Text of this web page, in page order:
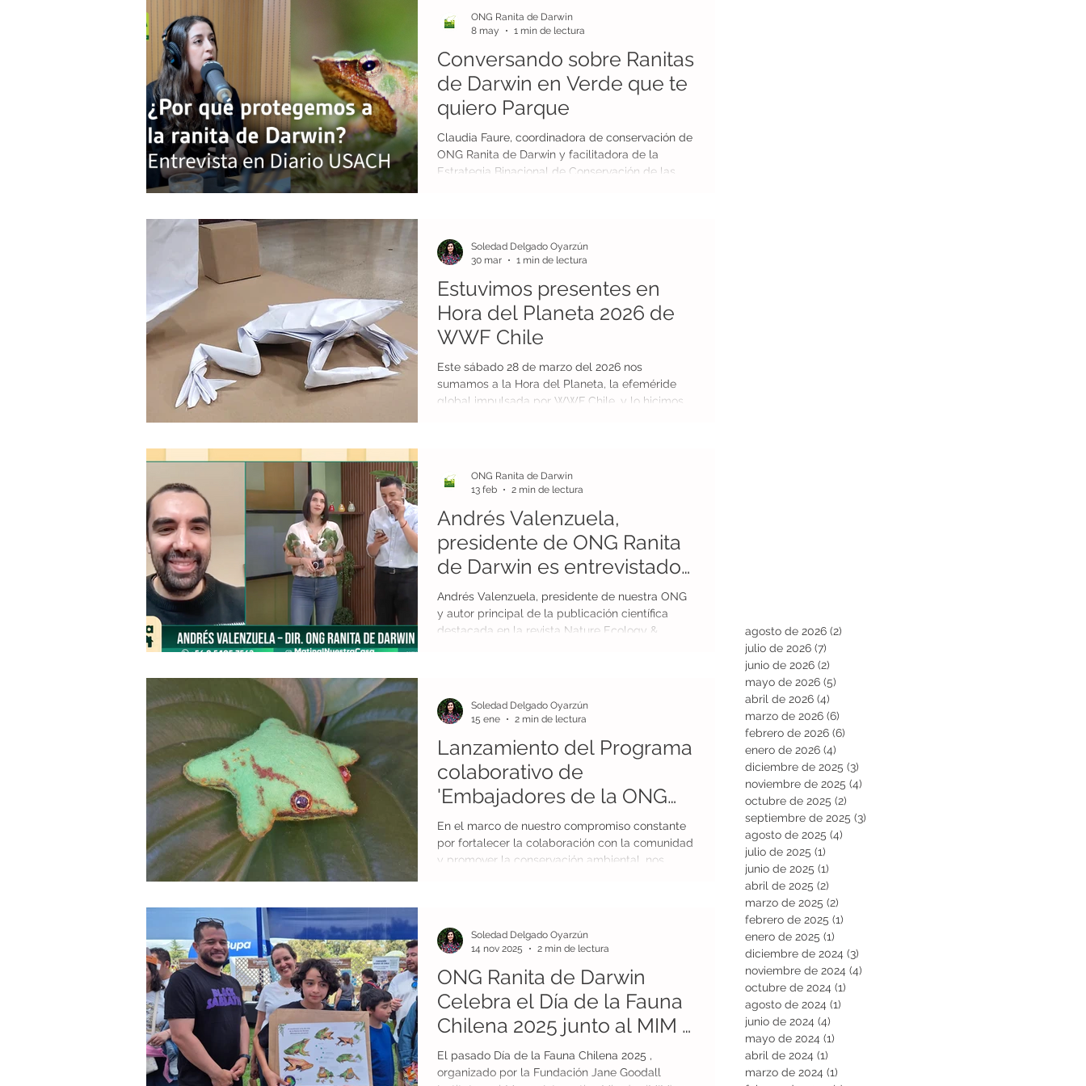
(Sociedad Zoológica de Londres), Inglaterra.
Conversando sobre Ranitas
de Darwin en Verde que te
quiero Parque
Claudia Faure, coordinadora de conservación de
ONG Ranita de Darwin y facilitadora de la
Estrategia Binacional de Conservación de las
invita a revisar las principales novedades del
Parque Metropolitano de Santiago (Parquemet)
abordar diversos temas sobre naturaleza,
biodiversidad, medio ambiente, sustentab
ONG Ranita de Darwin
8 may
1 min de lectura
Estuvimos presentes en
Hora del Planeta 2026 de
WWF Chile
Este sábado 28 de marzo del 2026 nos
sumamos a la Hora del Planeta, la efeméride
global impulsada por WWF Chile, y lo hicimos
Alejandro Antonio Araya Henríquez, participamos
en un taller donde cobraron vida la ranita de
jorobada y el puma, cuatro especies icónicas
que habitan nuestro país. Gracias WWF Chile
Soledad Delgado Oyarzún
30 mar
1 min de lectura
Andrés Valenzuela,
presidente de ONG Ranita
de Darwin es entrevistado
en canal 9 Bio Bío TV
Andrés Valenzuela, presidente de nuestra ONG
y autor principal de la publicación científica
destacada en la revista Nature Ecology &
la conversación se abordó la crítica situación de
la Ranita de Darwin, que hoy enfrenta una de
entrevista Andrés explicó que la cepa presente
en Chile se orig
ONG Ranita de Darwin
13 feb
2 min de lectura
Lanzamiento del Programa
colaborativo de
'Embajadores de la ONG
Ranita de Darwin'
En el marco de nuestro compromiso constante
por fortalecer la colaboración con la comunidad
y promover la conservación ambiental, nos
como objetivo reunir a personas de diversos
orígenes e intereses, unidos por un propósito
sus hábitats. A través de la generación de
contenido y la implementación de
Soledad Delgado Oyarzún
15 ene
2 min de lectura
ONG Ranita de Darwin
Celebra el Día de la Fauna
Chilena 2025 junto al MIM y
la Fundación Jane Goodall
Institute
El pasado Día de la Fauna Chilena 2025 ,
organizado por la Fundación Jane Goodall
Soledad Delgado Oyarzún
14 nov 2025
2 min de lectura
agosto de 2026 (2)
julio de 2026 (7)
junio de 2026 (2)
mayo de 2026 (5)
abril de 2026 (4)
marzo de 2026 (6)
febrero de 2026 (6)
enero de 2026 (4)
diciembre de 2025 (3)
noviembre de 2025 (4)
octubre de 2025 (2)
septiembre de 2025 (3)
agosto de 2025 (4)
julio de 2025 (1)
junio de 2025 (1)
abril de 2025 (2)
marzo de 2025 (2)
febrero de 2025 (1)
enero de 2025 (1)
diciembre de 2024 (3)
noviembre de 2024 (4)
octubre de 2024 (1)
agosto de 2024 (1)
junio de 2024 (4)
mayo de 2024 (1)
abril de 2024 (1)
marzo de 2024 (1)